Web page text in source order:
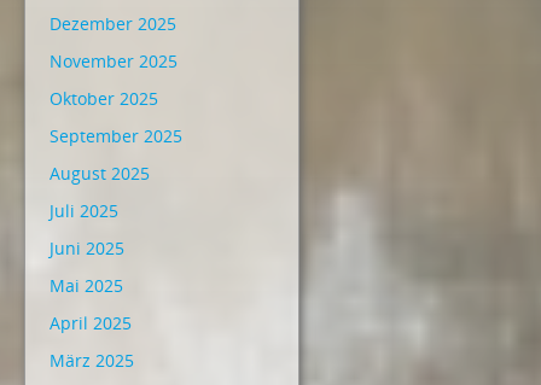
Dezember 2025
November 2025
Oktober 2025
September 2025
August 2025
Juli 2025
Juni 2025
Mai 2025
April 2025
März 2025